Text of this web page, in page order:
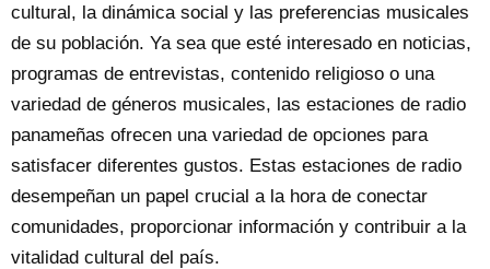
cultural, la dinámica social y las preferencias musicales
de su población. Ya sea que esté interesado en noticias,
programas de entrevistas, contenido religioso o una
variedad de géneros musicales, las estaciones de radio
panameñas ofrecen una variedad de opciones para
satisfacer diferentes gustos. Estas estaciones de radio
desempeñan un papel crucial a la hora de conectar
comunidades, proporcionar información y contribuir a la
vitalidad cultural del país.